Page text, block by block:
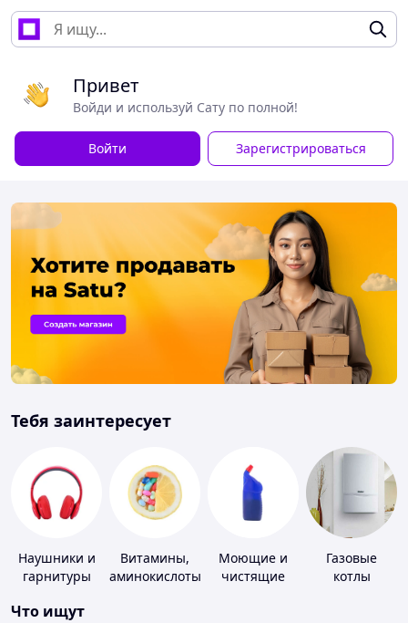
Привет
Войди и используй Сату по полной!
Войти Зарегистрироваться
Тебя заинтересует
Наушники и
гарнитуры
Витамины,
аминокислоты
Моющие и
чистящие
Газовые
котлы
Что ищут